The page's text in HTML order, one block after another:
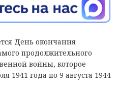
День окончания
продолжительного
войны, которое
1941 года по 9 августа 1944